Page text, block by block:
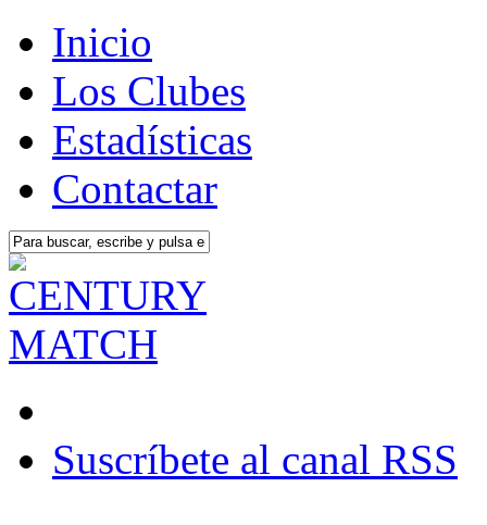
Inicio
Los Clubes
Estadísticas
Contactar
Suscríbete al canal RSS